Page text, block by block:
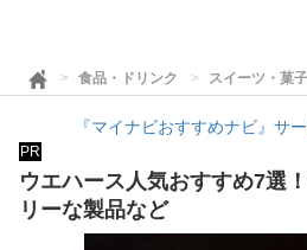
食品・ドリンク スイーツ・菓子
『マイナビおすすめナビ』サ
PR
ウエハース人気おすすめ7選
リーな製品など